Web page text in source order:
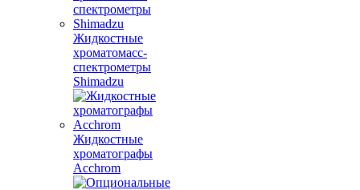
Жидкостные
хроматомасс-
спектрометры
Shimadzu
Жидкостные
хроматографы
Acchrom